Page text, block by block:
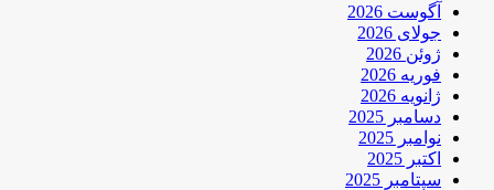
آگوست 2026
جولای 2026
ژوئن 2026
فوریه 2026
ژانویه 2026
دسامبر 2025
نوامبر 2025
اکتبر 2025
سپتامبر 2025